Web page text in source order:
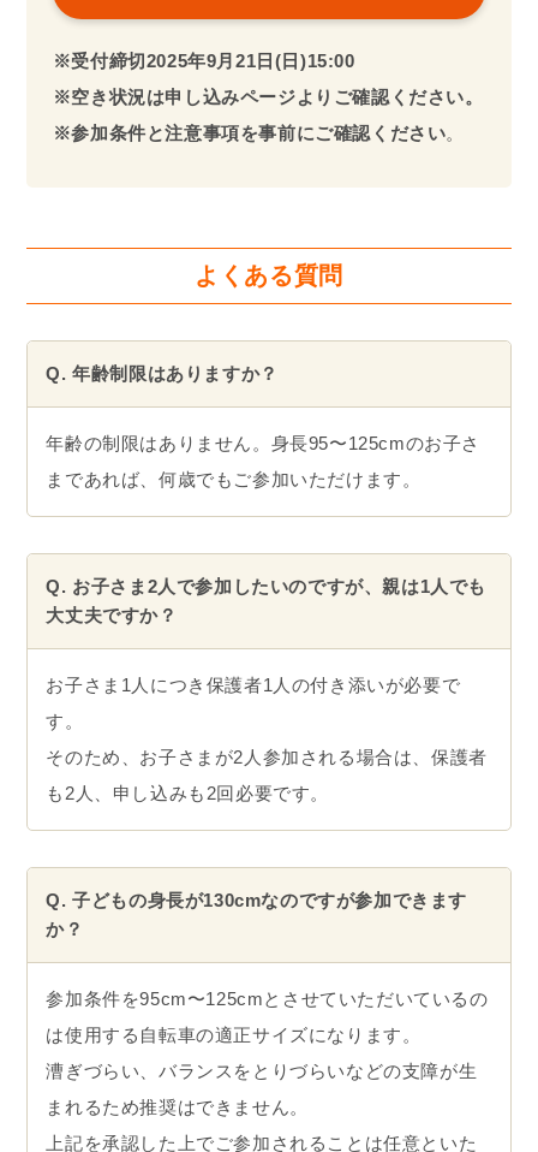
※受付締切2025年9月 21日(日)15:00
※空き状況は申し込みページよりご確認ください。
※参加条件と注意事項を事前にご確認ください。
よくある質問
Q. 年齢制限はありますか？
年齢の制限はありません。身長95〜125cmのお子さ
まであれば、何歳でもご参加いただけます。
Q. お子さま2人で参加したいのですが、親は1人でも
大丈夫ですか？
お子さま1人につき保護者1人の付き添いが必要で
す。
そのため、お子さまが2人参加される場合は、保護者
も2人、申し込みも2回必要です。
Q. 子どもの身長が130cmなのですが参加できます
か？
参加条件を95cm〜125cmとさせていただいているの
は使用する自転車の適正サイズになります。
漕ぎづらい、バランスをとりづらいなどの支障が生
まれるため推奨はできません。
上記を承認した上でご参加されることは任意といた